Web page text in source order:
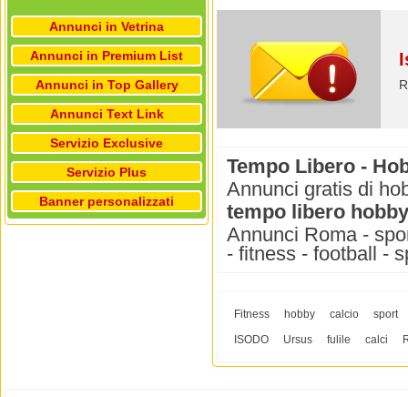
Annunci in Vetrina
Annunci in Premium List
Annunci in Top Gallery
Annunci Text Link
Servizio Exclusive
Servizio Plus
Banner personalizzati
Tempo Libero -
Annunci gratis di
tempo libero
Annunci Roma -
- fitness - football -
Fitness hobby calcio
sport
ISODO
Ursus fulile calci